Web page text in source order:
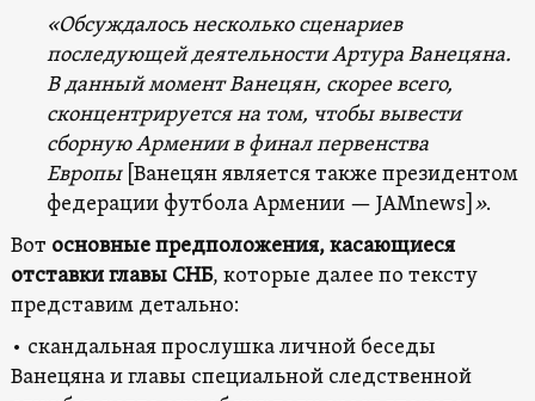
«Обсуждалось несколько сценариев
последующей деятельности Артура Ванецяна.
В данный момент Ванецян, скорее всего,
сконцентрируется на том, чтобы вывести
сборную Армении в финал первенства
Европы[Ванецян является также президентом
федерации футбола Армении — JAMnews] ».
Вот основные предположения, касающиеся
отставки главы СНБ, которые далее по тексту
представим детально:
• скандальная прослушка личной беседы
Ванецяна и главы специальной следственной